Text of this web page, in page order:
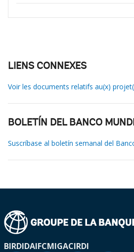
LIENS CONNEXES
Voir les documents relatifs au(x)
BOLETÍN DEL BANCO
Suscríbase al boletín semanal del
BIRDIDAIFCMIGACIRDI